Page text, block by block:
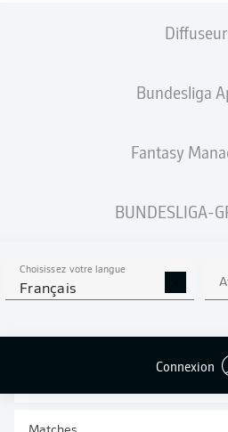
Bundesliga
Fantasy
BUNDESLIGA-
Choisissez votre langue
Français
Connexion
STATS DE
2022/
TIRS ARRÊTÉS
0